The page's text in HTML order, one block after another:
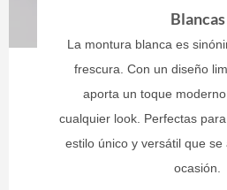
Blancas
La montura blanca es
frescura. Con un diseño
aporta un toque
cualquier look. Perfectas
estilo único y versátil que
ocasión.